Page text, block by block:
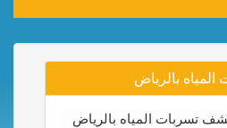
بالرياض
تسربات المياه بالرياض